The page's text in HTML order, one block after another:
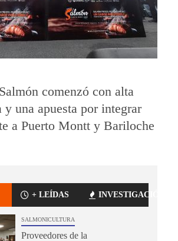
comenzó con alta
y una apuesta por integrar
a Puerto Montt y Bariloche
+ LEÍDAS INVESTIGACIÓN
SALMONICULTURA
Proveedores de la